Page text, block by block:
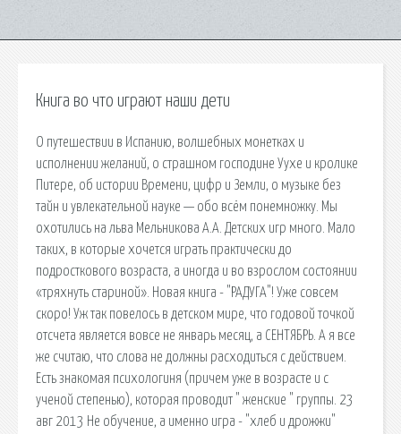
Книга во что играют наши дети
О путешествии в Испанию, волшебных монетках и
исполнении желаний, о страшном господине Уухе и кролике
Питере, об истории Времени, цифр и Земли, о музыке без
тайн и увлекательной науке — обо всём понемножку. Мы
охотились на льва Мельникова А.А. Детских игр много. Мало
таких, в которые хочется играть практически до
подросткового возраста, а иногда и во взрослом состоянии
«тряхнуть стариной». Новая книга - "РАДУГА"! Уже совсем
скоро! Уж так повелось в детском мире, что годовой точкой
отсчета является вовсе не январь месяц, а СЕНТЯБРЬ. А я все
же считаю, что слова не должны расходиться с действием.
Есть знакомая психологиня (причем уже в возрасте и с
ученой степенью), которая проводит " женские " группы. 23
авг 2013 Не обучение, а именно игра - "хлеб и дрожжи"